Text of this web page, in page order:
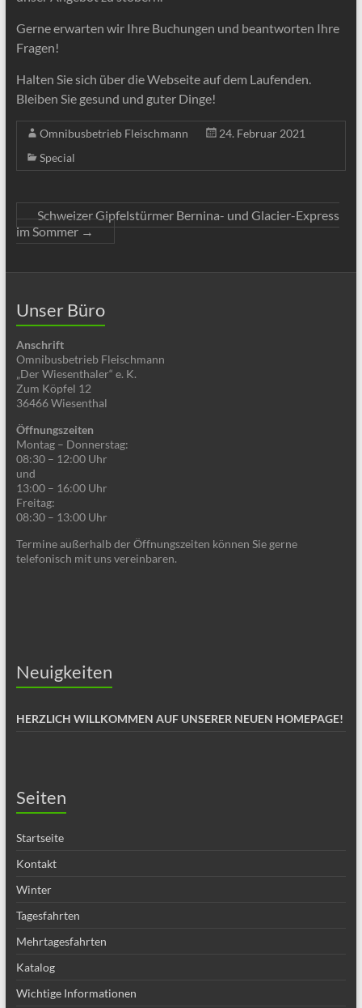
Gerne erwarten wir Ihre Buchungen und beantworten Ihre
Fragen!
Halten Sie sich über die Webseite auf dem Laufenden.
Bleiben Sie gesund und guter Dinge!
Omnibusbetrieb Fleischmann
24. Februar 2021
Special
Schweizer Gipfelstürmer Bernina- und Glacier-Express
im Sommer→
Unser Büro
Anschrift
Omnibusbetrieb Fleischmann
„Der Wiesenthaler“ e. K.
Zum Köpfel 12
36466 Wiesenthal
Öffnungszeiten
Montag – Donnerstag:
08:30 – 12:00 Uhr
und
13:00 – 16:00 Uhr
Freitag:
08:30 – 13:00 Uhr
Termine außerhalb der Öffnungszeiten können Sie gerne
telefonisch mit uns vereinbaren.
Neuigkeiten
HERZLICH WILLKOMMEN AUF UNSERER NEUEN HOMEPAGE!
Seiten
Startseite
Kontakt
Winter
Tagesfahrten
Mehrtagesfahrten
Katalog
Wichtige Informationen